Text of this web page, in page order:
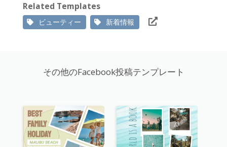
Related Templates
ビューティー 新着情報
その他のFacebook投稿テンプレート